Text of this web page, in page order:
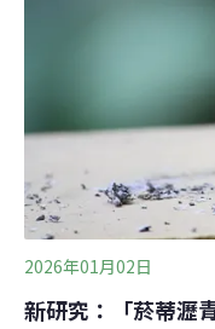
補助金額累計高達新
檢方調查發現，陳姓
完全未落實高溫蒸煮
三聯單，短少申報死
（自由時報報導）
2026年01月02日
新研究：「菸蒂瀝